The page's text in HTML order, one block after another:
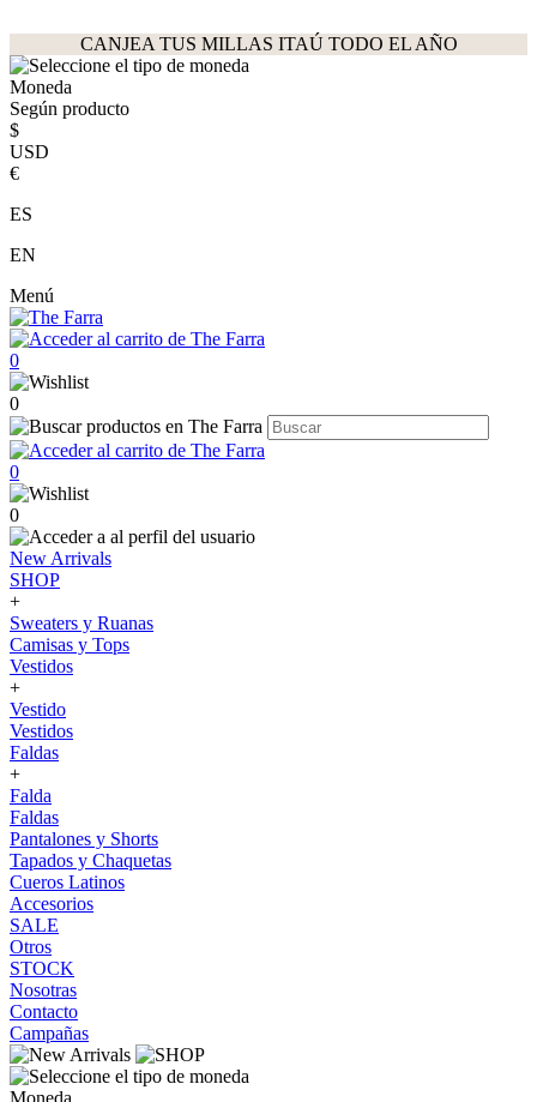
CANJEA TUS MILLAS ITAÚ TODO EL AÑO
Moneda
Según producto
$
USD
€
ES
EN
Menú
0
0
0
0
New Arrivals
SHOP
+
Sweaters y Ruanas
Camisas y Tops
Vestidos
+
Vestido
Vestidos
Faldas
+
Falda
Faldas
Pantalones y Shorts
Tapados y Chaquetas
Cueros Latinos
Accesorios
SALE
Otros
STOCK
Nosotras
Contacto
Campañas
Moneda